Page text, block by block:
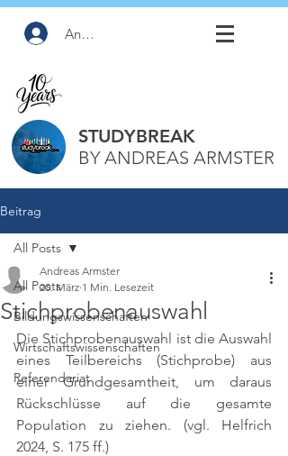
Anmelden
STUDYBREAK
BY ANDREAS ARMSTER
Beitrag
All Posts
Bildungswissenschaften
Wirtschaftswissenschaften
Referendariat
All Posts
Stichprobenauswahl
Andreas Armster
20. März 1 Min. Lesezeit
Die Stichprobenauswahl ist die Auswahl
eines Teilbereichs (Stichprobe) aus
einer Grundgesamtheit, um daraus
Rückschlüsse auf die gesamte
Population zu ziehen. (vgl. Helfrich
2024, S. 175 ff.)